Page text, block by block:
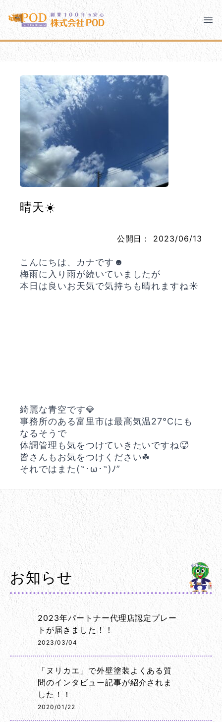
メインコンテンツにスキップ
株式会社ペイント・オン・デマンド
千葉の外壁塗装・屋根塗装なら創業100年の安心 ペイン
株式会社ペイント・オン・デマンド
モバイルメニュー
PODのまちづくり 安心の取り組み
ご相談と流れ よくあるご質問
PODについて
お問い合わせ
晴天☀️
公開日： 2023/06/13
こんにちは、カナです☻
梅雨に入り雨が続いていましたが
本日は良いお天気で気持ちも晴れますね☀️
綺麗な青空です💎‎
事務所のある富里市は最高気温27°Cにも
なるそうで
体調管理も気をつけていきたいですね🥵
皆さんもお気をつけください☘︎︎
それではまた(˶ ･ω･˶ )ﾉ”
お知らせ
2023年パートナー代理店認定プレー
トが届きました！！
2023/03/04
「ヌリカエ」で外壁塗装よくある質
問のインタビュー記事が紹介されま
した！！
2020/01/22